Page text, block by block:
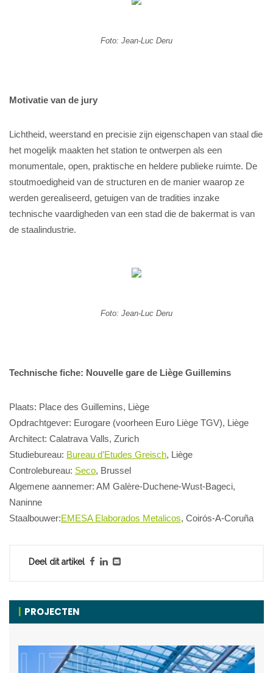
Foto: Jean-Luc Deru
Motivatie van de jury
Lichtheid, weerstand en precisie zijn eigenschapen van staal die
het mogelijk maakten het station te ontwerpen als een
monumentale, open, praktische en heldere publieke ruimte. De
stoutmoedigheid van de structuren en de manier waarop ze
werden gerealiseerd, getuigen van de tradities inzake
technische vaardigheden van een stad die de bakermat is van
de staalindustrie.
Foto: Jean-Luc Deru
Technische fiche: Nouvelle gare de Liège Guillemins
Plaats: Place des Guillemins, Liège
Opdrachtgever: Eurogare (voorheen Euro Liège TGV), Liège
Architect: Calatrava Valls, Zurich
Studiebureau: Bureau d’Etudes Greisch, Liège
Controlebureau: Seco, Brussel
Algemene aannemer: AM Galère-Duchene-Wust-Bageci,
Naninne
Staalbouwer:EMESA Elaborados Metalicos, Coirós-A-Coruña
Deel dit artikel
PROJECTEN